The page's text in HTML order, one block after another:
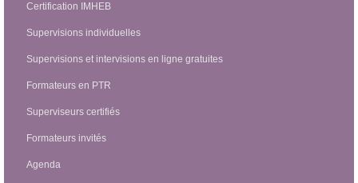
Certification IMHEB
Supervisions individuelles
Supervisions et intervisions en ligne gratuites
Formateurs en PTR
Superviseurs certifiés
Formateurs invités
Agenda